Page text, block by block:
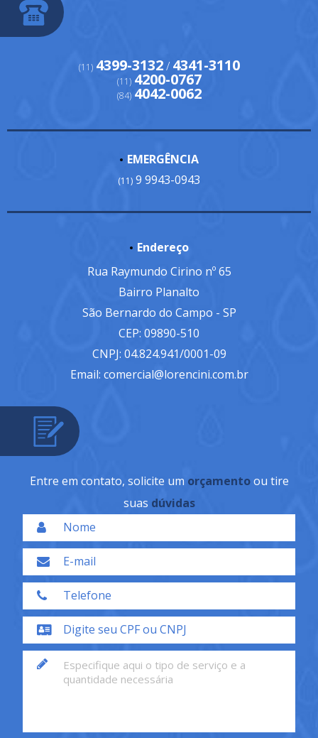
(11) 4399-3132/ 4341-3110
(11) 4200-0767
(84) 4042-0062
EMERGÊNCIA
(11) 9 9943-0943
Endereço
Rua Raymundo Cirino nº 65
Bairro Planalto
São Bernardo do Campo - SP
CEP: 09890-510
CNPJ: 04.824.941/0001-09
Email: comercial@lorencini.com.br
Entre em contato, solicite um orçamentoou tire
suas dúvidas